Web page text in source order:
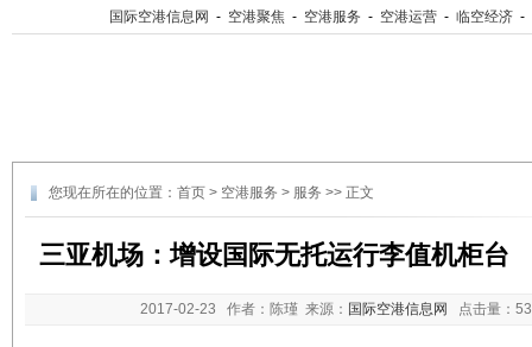
国际空港信息网 - 空港聚焦 - 空港服务 - 空港运营 - 临空经济 -
您现在所在的位置： 首页 > 空港服务 > 服务 >> 正文
三亚机场：增设国际无托运行李值机柜
2017-02-23 作者：陈瑾 来源： 国际空港信息网 点击量：